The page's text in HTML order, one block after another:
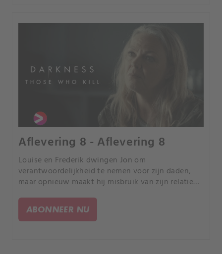
Aflevering 8 - Aflevering 8
Louise en Frederik dwingen Jon om
verantwoordelijkheid te nemen voor zijn daden,
maar opnieuw maakt hij misbruik van zijn relatie
en vindt vrede.
ABONNEER NU